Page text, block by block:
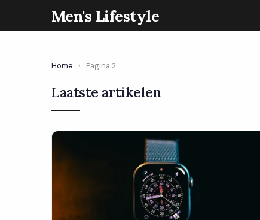
Men's Lifestyle
Home › Pagina 2
Laatste artikelen